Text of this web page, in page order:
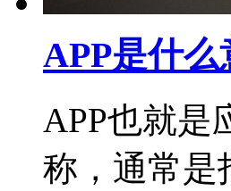
APP是什么
APP也就是
称，通常是